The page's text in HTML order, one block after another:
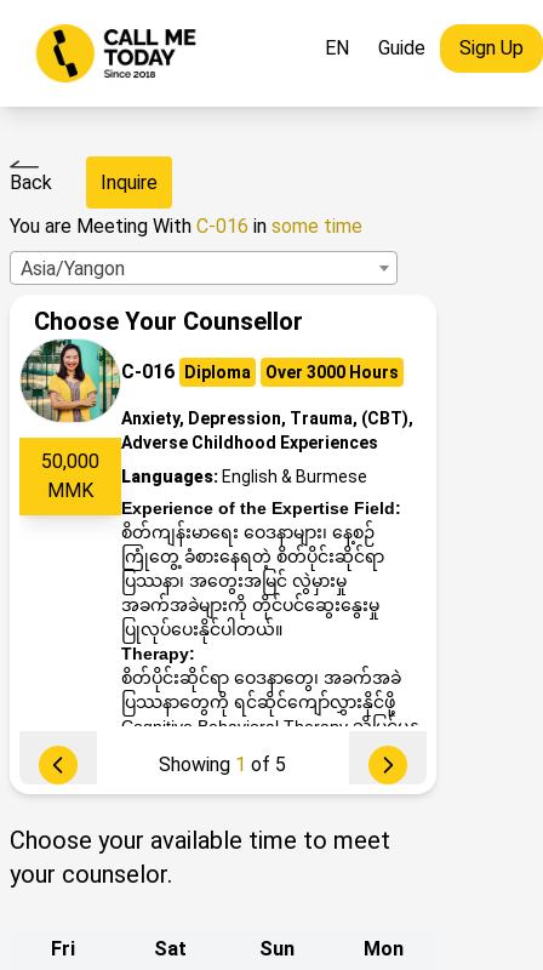
EN Guide Sign Up
Back
Inquire
You are Meeting With C-016 in some time
Asia/Yangon
Choose Your Counsellor
50,000
MMK
C-016 Diploma Over 3000 Hours
Anxiety, Depression, Trauma, (CBT),
Adverse Childhood Experiences
Languages: English & Burmese
Experience of the Expertise Field:
စိတ်ကျန်းမာရေး ဝေဒနာများ၊ နေ့စဉ်
ကြုံတွေ့ ခံစားနေရတဲ့ စိတ်ပိုင်းဆိုင်ရာ
ပြဿနာ၊ အတွေးအမြင် လွဲမှားမှု
အခက်အခဲများကို တိုင်ပင်ဆွေးနွေးမှု
ပြုလုပ်ပေးနိုင်ပါတယ်။
Therapy:
စိတ်ပိုင်းဆိုင်ရာ ဝေဒနာတွေ၊ အခက်အခဲ
ပြဿနာတွေကို ရင်ဆိုင်ကျော်လွှားနိုင်ဖို့
Cognitive Behavioral Therapy သိမြင်မှုနှ
င့်အပြုအမူဆိုင်ရာ ပြုပြင်ပြောင်းလဲပေးသ
ည့် ကုထုံးများ အသုံးပြု၍ ကူညီပေးနိုင်ပါ
တယ်။
Education Experience (or) Volunteer
Experience:
ဆရာမသည် ဆေးတက္ကသိုလ်ဘွဲ့ရ ဆရာဝန်
Cognitive Behavioral Therapy ပြီးမြောက်
Showing 1 of 5
Choose your available time to meet
your counselor.
Fri Sat Sun Mon